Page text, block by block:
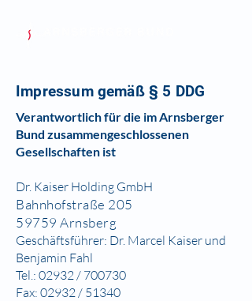
Impressum gemäß § 5 DDG
Verantwortlich für die im Arnsberger
Bund zusammengeschlossenen
Gesellschaften ist
Dr. Kaiser Holding GmbH
Bahnhofstraße 205
59759 Arnsberg
Geschäftsführer: Dr. Marcel Kaiser und
Benjamin Fahl
Tel.: 02932 / 700730
Fax: 02932 / 51340